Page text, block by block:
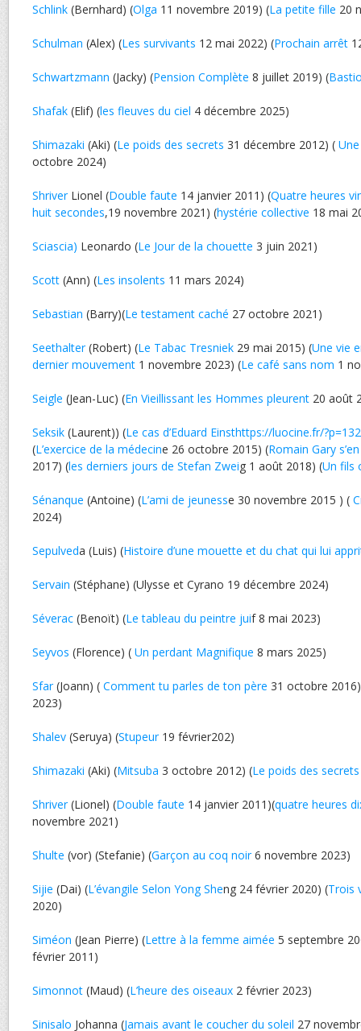
Schlink (Bernhard) (Olga 11 novembre 2019) (La petite fille 20
Schulman (Alex) (Les survivants 12 mai 2022) (Prochain arrêt
Schwartzmann (Jacky) (Pension Complète 8 juillet 2019) (
Shafak (Elif) (les fleuves du ciel 4 décembre 2025)
Shimazaki (Aki) (Le poids des secrets 31 décembre 2012) (
octobre 2024)
ShriverLionel (Double faute 14 janvier 2011) (Quatre heures
huit secondes,19 novembre 2021) (hystérie collective 18 mai
Sciascia) Leonardo (Le Jour de la chouette 3 juin 2021)
Scott (Ann) (Les insolents 11 mars 2024)
Sebastian (Barry)(Le testament caché 27 octobre 2021)
Seethalter(Robert) (Le Tabac Tresniek 29 mai 2015) (Une vie
dernier mouvement 1 novembre 2023) (Le café sans nom 1
Seigle (Jean-Luc) (En Vieillissant les Hommes pleurent 20 août
Seksik (Laurent)) (Le cas d’Eduard Einsthttps://luocine.fr/
(L’exercice de la médecine 26 octobre 2015) (Romain Gary
2017) (les derniers jours de Stefan Zweig 1 août 2018) (Un fils
Sénanque (Antoine) (L’ami de jeunesse 30 novembre 2015 ) (
2024)
Sepulveda (Luis) (Histoire d’une mouette et du chat qui lui
Servain (Stéphane) (Ulysse et Cyrano 19 décembre 2024)
Séverac (Benoït) (Le tableau du peintre juif 8 mai 2023)
Seyvos (Florence) ( Un perdant Magnifique 8 mars 2025)
Sfar(Joann) ( Comment tu parles de ton père 31 octobre
2023)
Shalev (Seruya) (Stupeur19 février202)
Shimazaki (Aki) (Mitsuba 3 octobre 2012) (Le poids des secrets
Shriver(Lionel) (Double faute 14 janvier 2011)(quatre heures
novembre 2021)
Shulte (vor) (Stefanie) (Garçon au coq noir6 novembre 2023)
Sijie (Dai) (L’évangile Selon Yong Sheng 24 février 2020) (Trois
2020)
Siméon (Jean Pierre) (Lettre à la femme aimée 5 septembre
février 2011)
Simonnot (Maud) (L’heure des oiseaux 2 février 2023)
Sinisalo Johanna (Jamais avant le coucher du soleil 27